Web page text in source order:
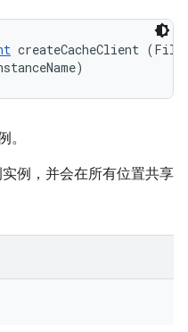
createCacheClient
。
例，并会在所有位置共享